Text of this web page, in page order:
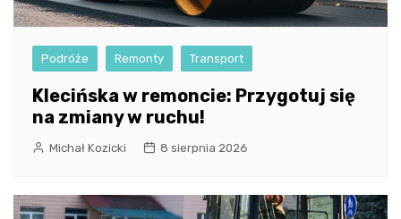
Podróże Remonty Transport
Klecińska w remoncie: Przygotuj się
na zmiany w ruchu!
Michał Kozicki 8 sierpnia 2026